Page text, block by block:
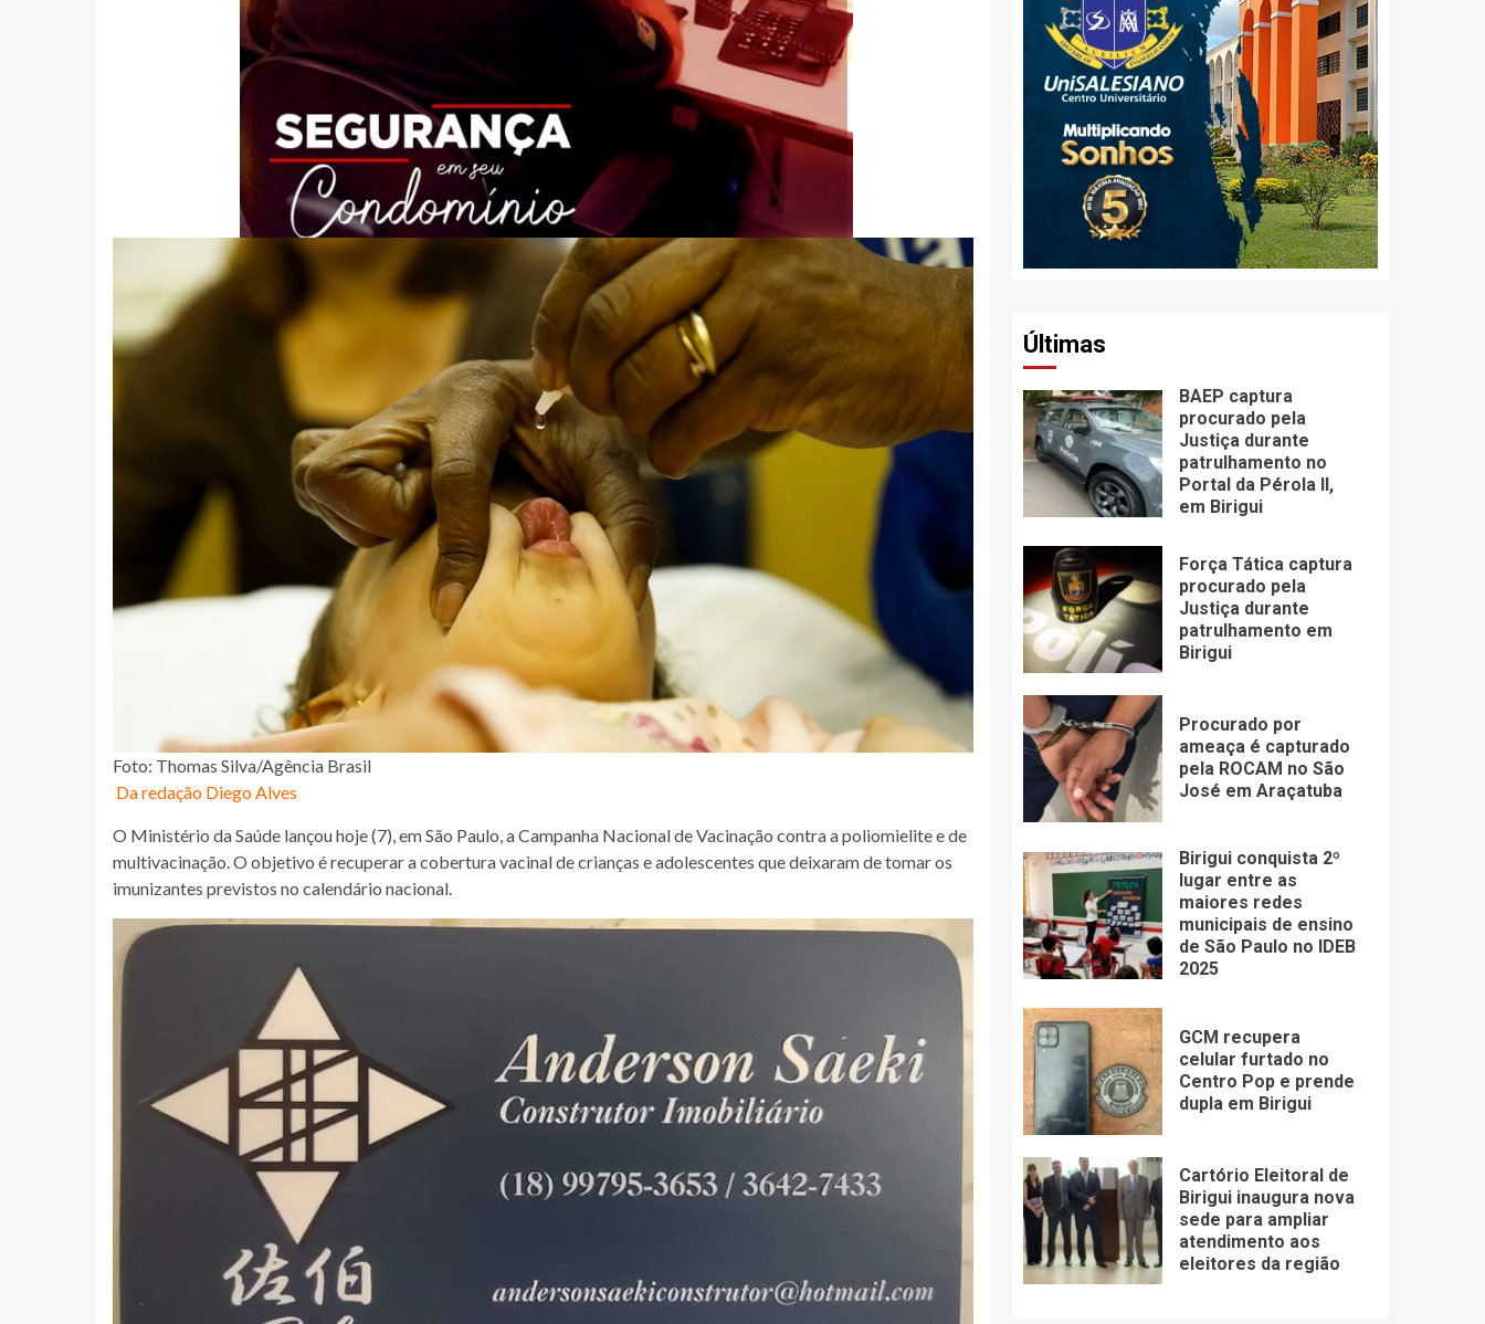
Foto: Thomas Silva/Agência Brasil
Da redação Diego Alves
O Ministério da Saúde lançou hoje (7), em São Paulo, a Campanha Nacional de Vacinação contra a poliomielite e de
multivacinação. O objetivo é recuperar a cobertura vacinal de crianças e adolescentes que deixaram de tomar os
imunizantes previstos no calendário nacional.
Últimas
BAEP captura
procurado pela
Justiça durante
patrulhamento no
Portal da Pérola ll,
em Birigui
Força Tática captura
procurado pela
Justiça durante
patrulhamento em
Birigui
Procurado por
ameaça é capturado
pela ROCAM no São
José em Araçatuba
Birigui conquista 2º
lugar entre as
maiores redes
municipais de ensino
de São Paulo no IDEB
2025
GCM recupera
celular furtado no
Centro Pop e prende
dupla em Birigui
Cartório Eleitoral de
Birigui inaugura nova
sede para ampliar
atendimento aos
eleitores da região